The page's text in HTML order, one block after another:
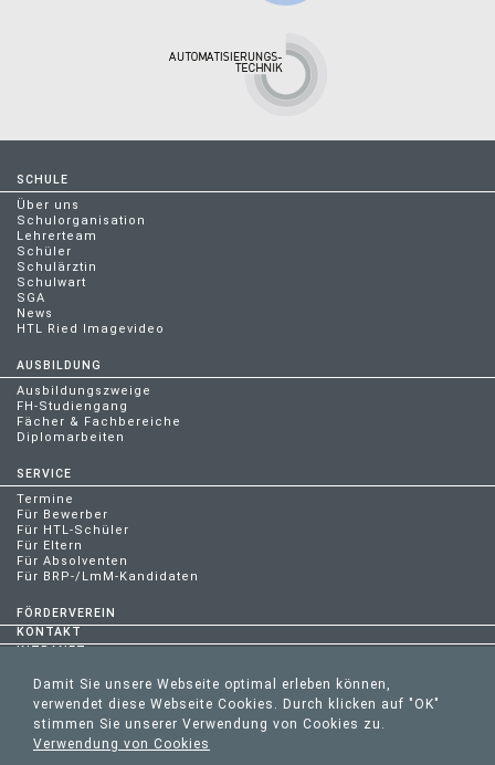
SCHULE
Über uns
Schulorganisation
Lehrerteam
Schüler
Schulärztin
Schulwart
SGA
News
HTL Ried Imagevideo
AUSBILDUNG
Ausbildungszweige
FH-Studiengang
Fächer & Fachbereiche
Diplomarbeiten
SERVICE
Termine
Für Bewerber
Für HTL-Schüler
Für Eltern
Für Absolventen
Für BRP-/LmM-Kandidaten
FÖRDERVEREIN
KONTAKT
INTRANET
HTL RIED | MOLKEREISTRASSE 2 | 4910 RIED IM INNKREIS | AUSTRIA |
Damit Sie unsere Webseite optimal erleben können,
verwendet diese Webseite Cookies. Durch klicken auf "OK"
stimmen Sie unserer Verwendung von Cookies zu.
Verwendung von Cookies